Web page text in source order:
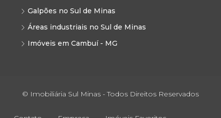
Galpões no Sul de Minas
Áreas industriais no Sul de Minas
Imóveis em Cambuí - MG
© Imobiliária Sul Minas - Todos Direitos Reservados